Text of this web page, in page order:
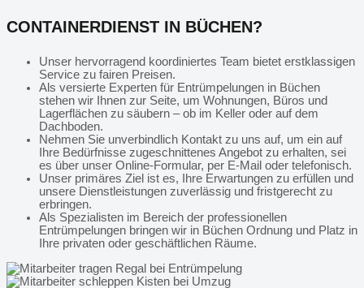
CONTAINERDIENST IN BÜCHEN?
Unser hervorragend koordiniertes Team bietet erstklassigen
Service zu fairen Preisen.
Als versierte Experten für Entrümpelungen in Büchen
stehen wir Ihnen zur Seite, um Wohnungen, Büros und
Lagerflächen zu säubern – ob im Keller oder auf dem
Dachboden.
Nehmen Sie unverbindlich Kontakt zu uns auf, um ein auf
Ihre Bedürfnisse zugeschnittenes Angebot zu erhalten, sei
es über unser Online-Formular, per E-Mail oder telefonisch.
Unser primäres Ziel ist es, Ihre Erwartungen zu erfüllen und
unsere Dienstleistungen zuverlässig und fristgerecht zu
erbringen.
Als Spezialisten im Bereich der professionellen
Entrümpelungen bringen wir in Büchen Ordnung und Platz in
Ihre privaten oder geschäftlichen Räume.